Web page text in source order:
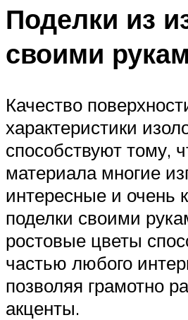
Поделки из
своими
Качество
характеристики
способствуют тому,
материала многие
интересные и очень
поделки своими
ростовые цветы
частью любого
позволяя грамотно
акценты.